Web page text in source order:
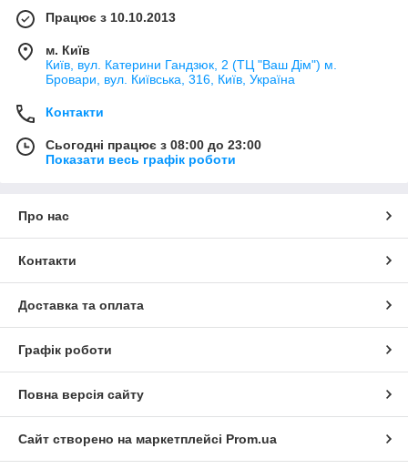
Працює з 10.10.2013
м. Київ
Київ, вул. Катерини Гандзюк, 2 (ТЦ "Ваш Дім") м.
Бровари, вул. Київська, 316, Київ, Україна
Контакти
Сьогодні працює з 08:00 до 23:00
Показати весь графік роботи
Про нас
Контакти
Доставка та оплата
Графік роботи
Повна версія сайту
Сайт створено на маркетплейсі Prom.ua